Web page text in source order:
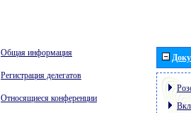
Общая информация
Регистрация делегатов
Относящиеся конференции